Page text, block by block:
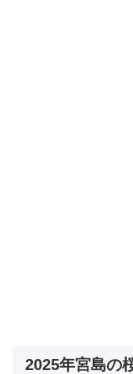
2025年宮島の